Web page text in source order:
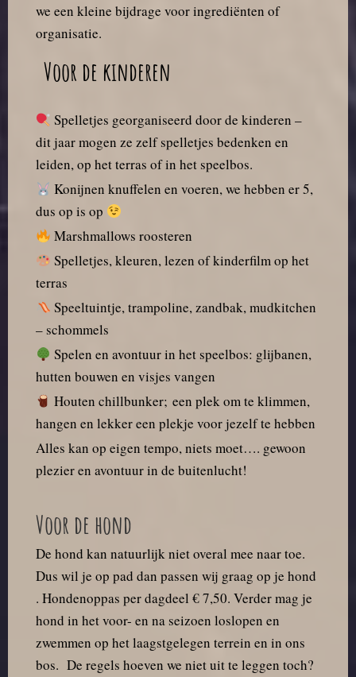
we een kleine bijdrage voor ingrediënten of
organisatie.
Voor de kinderen
Spelletjes georganiseerd door de kinderen –
dit jaar mogen ze zelf spelletjes bedenken en
leiden, op het terras of in het speelbos.
Konijnen knuffelen en voeren, we hebben er 5,
dus op is op
Marshmallows roosteren
Spelletjes, kleuren, lezen of kinderfilm op het
terras
Speeltuintje, trampoline, zandbak, mudkitchen
– schommels
Spelen en avontuur in het speelbos: glijbanen,
hutten bouwen en visjes vangen
Houten chillbunker; een plek om te klimmen,
hangen en lekker een plekje voor jezelf te hebben
Alles kan op eigen tempo, niets moet…. gewoon
plezier en avontuur in de buitenlucht!
Voor de hond
De hond kan natuurlijk niet overal mee naar toe.
Dus wil je op pad dan passen wij graag op je hond
. Hondenoppas per dagdeel € 7,50. Verder mag je
hond in het voor- en na seizoen loslopen en
zwemmen op het laagstgelegen terrein en in ons
bos. De regels hoeven we niet uit te leggen toch?